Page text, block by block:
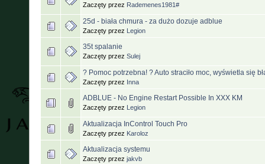
Zaczęty przez Rademenes1981#
25d - biała chmura - za dużo dozuje adblue
Zaczęty przez Legion
35t spalanie
Zaczęty przez Sulej
? Pomoc potrzebna! ? Auto straciło moc, wyświetla się
Zaczęty przez Inna
ADBLUE - No Engine Restart Possible In XXX KM
Zaczęty przez Legion
Aktualizacja InControl Touch Pro
Zaczęty przez Karoloz
Aktualizacja systemu
Zaczęty przez jakvb